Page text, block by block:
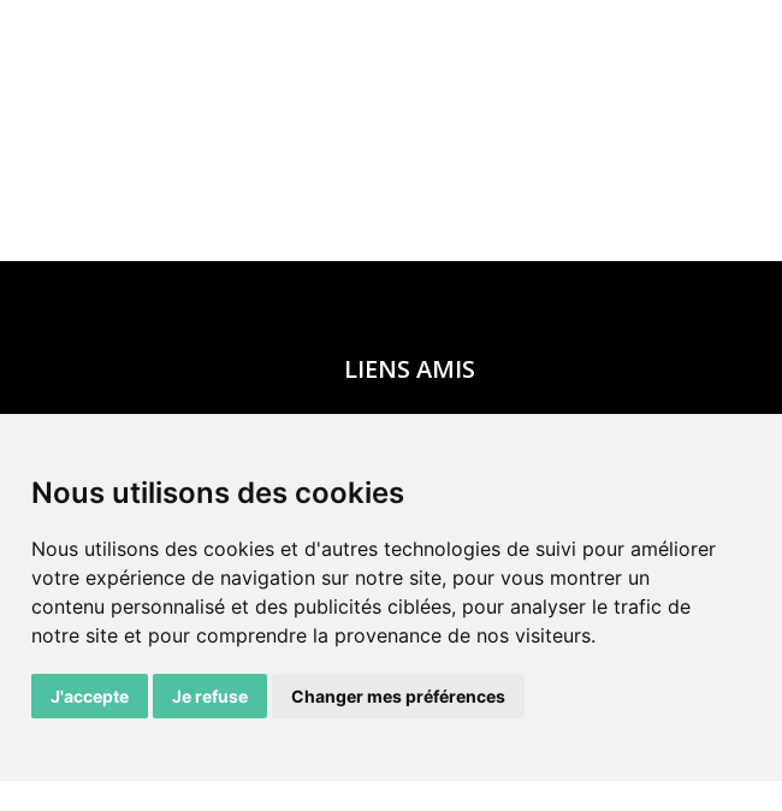
Nous utilisons des cookies
Nous utilisons des cookies et d'autres technologies de suivi pour améliorer
votre expérience de navigation sur notre site, pour vous montrer un
contenu personnalisé et des publicités ciblées, pour analyser le trafic de
notre site et pour comprendre la provenance de nos visiteurs.
J'accepte Je refuse Changer mes préférences
LIENS AMIS